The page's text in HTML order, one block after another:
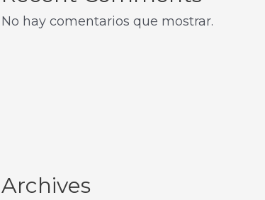
No hay comentarios que mostrar.
Archives